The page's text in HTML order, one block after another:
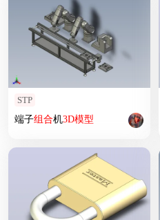
STP
端子组合机3D模型